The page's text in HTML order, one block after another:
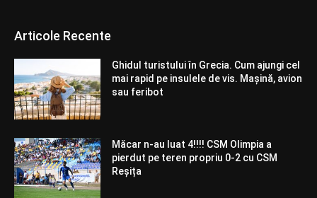
Articole Recente
Ghidul turistului în Grecia. Cum ajungi cel
mai rapid pe insulele de vis. Mașină, avion
sau feribot
Măcar n-au luat 4!!!! CSM Olimpia a
pierdut pe teren propriu 0-2 cu CSM
Reșița